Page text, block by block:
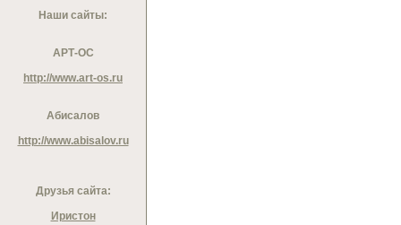
Наши сайты:
АРТ-ОС
http://www.art-os.ru
Абисалов
http://www.abisalov.ru
Друзья сайта:
Иристон